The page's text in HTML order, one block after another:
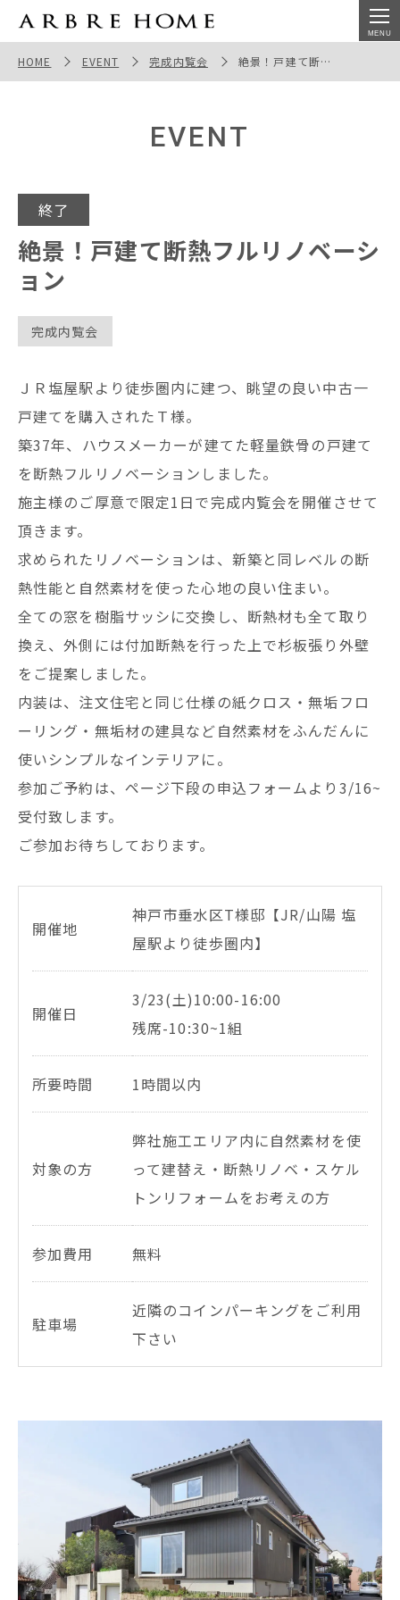
絶景！戸建て断熱フルリノベーション ｜塩屋の家
HOME EVENT 完成内覧会 絶景！戸建て断熱フルリノベーション
EVENT
終了
絶景！戸建て断熱フルリノベーシ
ョン
完成内覧会
ＪＲ塩屋駅より徒歩圏内に建つ、眺望の良い中古一
戸建てを購入されたＴ様。
築37年、ハウスメーカーが建てた軽量鉄骨の戸建て
を断熱フルリノベーションしました。
施主様のご厚意で限定1日で完成内覧会を開催させて
頂きます。
求められたリノベーションは、新築と同レベルの断
熱性能と自然素材を使った心地の良い住まい。
全ての窓を樹脂サッシに交換し、断熱材も全て取り
換え、外側には付加断熱を行った上で杉板張り外壁
をご提案しました。
内装は、注文住宅と同じ仕様の紙クロス・無垢フロ
ーリング・無垢材の建具など自然素材をふんだんに
使いシンプルなインテリアに。
参加ご予約は、ページ下段の申込フォームより3/16~
受付致します。
ご参加お待ちしております。
開催地
神戸市垂水区T様邸【JR/山陽 塩
屋駅より徒歩圏内】
開催日
3/23(土)10:00-16:00
残席-10:30~1組
所要時間 1時間以内
対象の方
弊社施工エリア内に自然素材を使
って建替え・断熱リノベ・スケル
トンリフォームをお考えの方
参加費用 無料
駐車場
近隣のコインパーキングをご利用
下さい